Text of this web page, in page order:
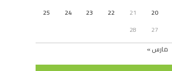
20
21
22
23
24
25
27
28
مارس »